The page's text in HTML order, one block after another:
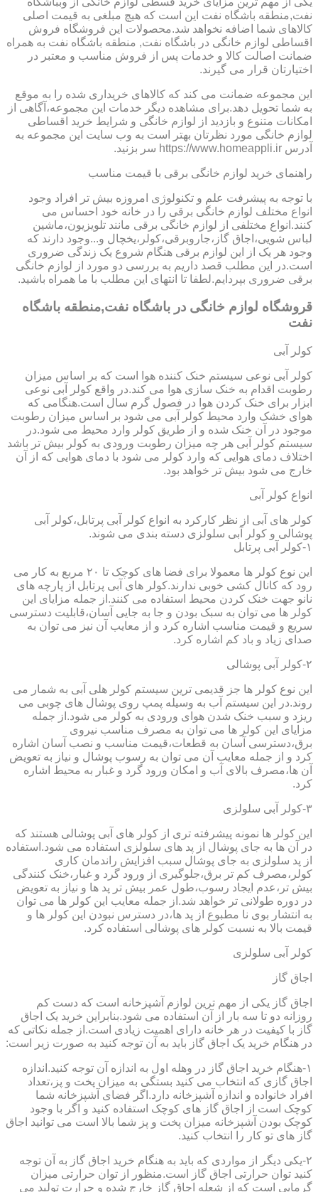
نفت,منطقه باشگاه نفت این است که هیچ مبلغی به قیمت اصلی
کالاهای شما اضافه نخواهد شد.محصولات این فروشگاه فروش
اقساطی لوازم خانگی در باشگاه نفت, منطقه باشگاه نفت به همراه
ضمانت اصالت کالا و خدمات پس از فروش مناسب و معتبر در
اختیارتان قرار می گیرند.
این مجموعه ضمانت می کند که کالاهای خریداری شده را به موقع
به شما تحویل دهد.برای مشاهده دیگر خدمات این مجموعه،آگاهی از
امکانات متنوع و بازدید از لوازم خانگی و شرایط خرید اقساطی
لوازم خانگی مورد نظرتان بهتر است به وب سایت این مجموعه به
آدرس https://www.homeappli.ir سر بزنید.
راهنمای خرید لوازم خانگی برقی با قیمت مناسب
با توجه به پیشرفت علم و تکنولوژی امروزه بیش تر افراد وجود
انواع مختلف لوازم خانگی برقی را در خانه خود احساس می
کنند.انواع مختلفی از لوازم خانگی برقی مانند تلویزیون،ماشین
لباس شویی،اجاق گاز،جاروبرقی،کولر،یخچال و...وجود دارند که
وجود هر یک از این لوازم برقی هنگام شروع یک زندگی ضروری
است.در این مطلب قصد داریم به بررسی دو مورد از لوازم خانگی
برقی ضروری بپردایم.لطفا تا انتهای این مطلب با ما همراه باشید.
قروشگاه لوازم خانگی در باشگاه نفت,منطقه باشگاه
نفت
کولر آبی
کولر آبی نوعی سیستم خنک کننده هوا است که بر اساس میزان
رطوبت اقدام به خنک سازی هوا می کند.در واقع کولر آبی نوعی
ابزار برای خنک کردن هوا در فصول گرم سال است.هنگامی که
هوای خشک وارد محیط کولر آبی می شود بر اساس میزان رطوبت
موجود در آن خنک شده و از طریق کولر وارد محیط می شود.در
سیستم کولر آبی هر چه میزان رطوبت ورودی به کولر بیش تر باشد
اختلاف دمای هوایی که وارد کولر می شود با دمای هوایی که از آن
خارج می شود بیش تر خواهد بود.
انواع کولر آبی
کولر های آبی از نظر کارکرد به انواع کولر آبی پرتابل،کولر آبی
پوشالی و کولر آبی سلولزی دسته بندی می شوند.
۱-کولر آبی پرتابل
این نوع کولر ها معمولا برای فضا های کوچک تا ۲۰ مربع به کار می
رود که کانال کشی خوبی ندارند.کولر های آبی پرتابل از پارچه های
نانو جهت خنک کردن محیط استفاده می کنند.از جمله مزایای این
کولر ها می توان به سبک بودن و جا به جایی آسان،قابلیت دسترسی
سریع و قیمت مناسب اشاره کرد و از معایب آن نیز می توان به
صدای زیاد و باد کم اشاره کرد.
۲-کولر آبی پوشالی
این نوع کولر ها جز قدیمی ترین سیستم کولر هلی آبی به شمار می
روند.در این سیستم آب به وسیله پمپ روی پوشال های چوبی می
ریزد و سبب خنک شدن هوای ورودی به کولر می شود.از جمله
مزایای این کولر ها می توان به مصرف مناسب نیروی
برق،دسترسی آسان به قطعات،قیمت مناسب و نصب آسان اشاره
کرد و از جمله معایب آن می توان به رسوب پوشال و نیاز به تعویض
آن ها،مصرف بالای آب و امکان ورود گرد و غبار به محیط اشاره
کرد.
۳-کولر آبی سلولزی
این کولر ها نمونه پیشرفته تری از کولر های آبی پوشالی هستند که
در آن ها به جای پوشال از پد های سلولزی استفاده می شود.استفاده
از پد سلولزی به جای پوشال سبب افزایش راندمان کاری
کولر،مصرف کم تر برق،جلوگیری از ورود گرد و غبار،خنک کنندگی
بیش تر،عدم ایجاد رسوب،طول عمر بیش تر پد ها و نیاز به تعویض
در دوره طولانی تر خواهد شد.از جمله معایب این کولر ها می توان
به انتشار بوی نا مطبوع از پد ها،در دسترس نبودن این کولر ها و
قیمت بالا به نسبت کولر های پوشالی استفاده کرد.
کولر آبی سلولزی
اجاق گاز
اجاق گاز یکی از مهم ترین لوازم آشپزخانه است که دست کم
روزانه دو تا سه بار از آن استفاده می شود.بنابراین خرید یک اجاق
گاز با کیفیت در هر خانه دارای اهمیت زیادی است.از جمله نکاتی که
در هنگام خرید یک اجاق گاز باید به آن توجه کنید به صورت زیر است:
۱-هنگام خرید اجاق گاز در وهله اول به اندازه آن توجه کنید.اندازه
اجاق گازی که انتخاب می کنید بستگی به میزان پخت و پز،تعداد
افراد خانواده و اندازه آشپزخانه دارد.اگر فضای آشپزخانه شما
کوچک است از اجاق گاز های کوچک استفاده کنید و اگر با وجود
کوچک بودن آشپزخانه میزان پخت و پز شما بالا است می توانید اجاق
گاز های تو کار را انتخاب کنید.
۲-یکی دیگر از مواردی که باید به هنگام خرید اجاق گاز به آن توجه
کنید توان حرارتی اجاق گاز است.منظور از توان حرارتی میزان
گرمایی است که از شعله اجاق گاز خارج شده و حرارت تولید می